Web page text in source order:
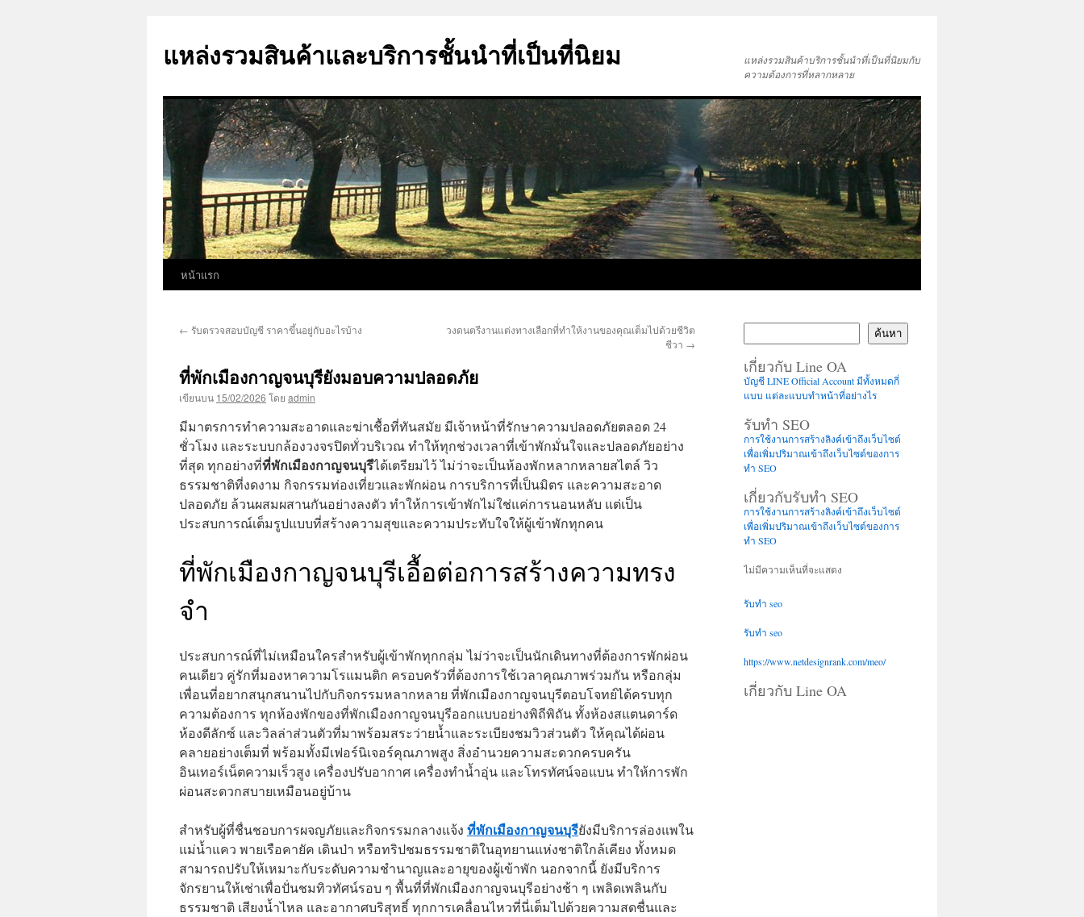
แหล่งรวมสินค้าและบริการชั้นนำที่เป็นที่นิยม
แหล่งรวมสินค้าบริการชั้นนำที่เป็นที่นิยมกับ
ความต้องการที่หลากหลาย
ข้าม
ยัง
เนื้อหา
หน้าแรก
← รับตรวจสอบบัญชี ราคาขึ้นอยู่กับอะไรบ้าง
วงดนตรีงานแต่งทางเลือกที่ทำให้งานของคุณเต็มไปด้วยชีวิต
ชีวา →
ที่พักเมืองกาญจนบุรียังมอบความปลอดภัย
เขียนบน 15/02/2026 โดย admin
มีมาตรการทำความสะอาดและฆ่าเชื้อที่ทันสมัย มีเจ้าหน้าที่รักษาความปลอดภัยตลอด 24
ชั่วโมง และระบบกล้องวงจรปิดทั่วบริเวณ ทำให้ทุกช่วงเวลาที่เข้าพักมั่นใจและปลอดภัยอย่าง
ที่สุด ทุกอย่างที่ที่พักเมืองกาญจนบุรีได้เตรียมไว้ ไม่ว่าจะเป็นห้องพักหลากหลายสไตล์ วิว
ธรรมชาติที่งดงาม กิจกรรมท่องเที่ยวและพักผ่อน การบริการที่เป็นมิตร และความสะอาด
ปลอดภัย ล้วนผสมผสานกันอย่างลงตัว ทำให้การเข้าพักไม่ใช่แค่การนอนหลับ แต่เป็น
ประสบการณ์เต็มรูปแบบที่สร้างความสุขและความประทับใจให้ผู้เข้าพักทุกคน
ที่พักเมืองกาญจนบุรีเอื้อต่อการสร้างความทรง
จำ
ประสบการณ์ที่ไม่เหมือนใครสำหรับผู้เข้าพักทุกกลุ่ม ไม่ว่าจะเป็นนักเดินทางที่ต้องการพักผ่อน
คนเดียว คู่รักที่มองหาความโรแมนติก ครอบครัวที่ต้องการใช้เวลาคุณภาพร่วมกัน หรือกลุ่ม
เพื่อนที่อยากสนุกสนานไปกับกิจกรรมหลากหลาย ที่พักเมืองกาญจนบุรีตอบโจทย์ได้ครบทุก
ความต้องการ ทุกห้องพักของที่พักเมืองกาญจนบุรีออกแบบอย่างพิถีพิถัน ทั้งห้องสแตนดาร์ด
ห้องดีลักซ์ และวิลล่าส่วนตัวที่มาพร้อมสระว่ายน้ำและระเบียงชมวิวส่วนตัว ให้คุณได้ผ่อน
คลายอย่างเต็มที่ พร้อมทั้งมีเฟอร์นิเจอร์คุณภาพสูง สิ่งอำนวยความสะดวกครบครัน
อินเทอร์เน็ตความเร็วสูง เครื่องปรับอากาศ เครื่องทำน้ำอุ่น และโทรทัศน์จอแบน ทำให้การพัก
ผ่อนสะดวกสบายเหมือนอยู่บ้าน
สำหรับผู้ที่ชื่นชอบการผจญภัยและกิจกรรมกลางแจ้ง ที่พักเมืองกาญจนบุรียังมีบริการล่องแพใน
แม่น้ำแคว พายเรือคายัค เดินป่า หรือทริปชมธรรมชาติในอุทยานแห่งชาติใกล้เคียง ทั้งหมด
สามารถปรับให้เหมาะกับระดับความชำนาญและอายุของผู้เข้าพัก นอกจากนี้ ยังมีบริการ
จักรยานให้เช่าเพื่อปั่นชมทิวทัศน์รอบ ๆ พื้นที่ที่พักเมืองกาญจนบุรีอย่างช้า ๆ เพลิดเพลินกับ
ธรรมชาติ เสียงน้ำไหล และอากาศบริสุทธิ์ ทุกการเคลื่อนไหวที่นี่เต็มไปด้วยความสดชื่นและ
ค้นหา
เกี่ยวกับ Line OA
บัญชี LINE Official Account มีทั้งหมดกี่
แบบ แต่ละแบบทำหน้าที่อย่างไร
รับทำ SEO
การใช้งานการสร้างลิงค์เข้าถึงเว็บไซต์
เพื่อเพิ่มปริมาณเข้าถึงเว็บไซต์ของการ
ทำ SEO
เกี่ยวกับรับทำ SEO
การใช้งานการสร้างลิงค์เข้าถึงเว็บไซต์
เพื่อเพิ่มปริมาณเข้าถึงเว็บไซต์ของการ
ทำ SEO
ไม่มีความเห็นที่จะแสดง
รับทำ seo
รับทำ seo
https://www.netdesignrank.com/meo/
เกี่ยวกับ Line OA